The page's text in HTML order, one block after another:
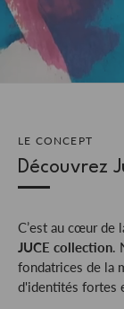
LE CONCEPT
Découvrez
C’est au cœur de
JUCE collection.
fondatrices de la
d'identités fortes